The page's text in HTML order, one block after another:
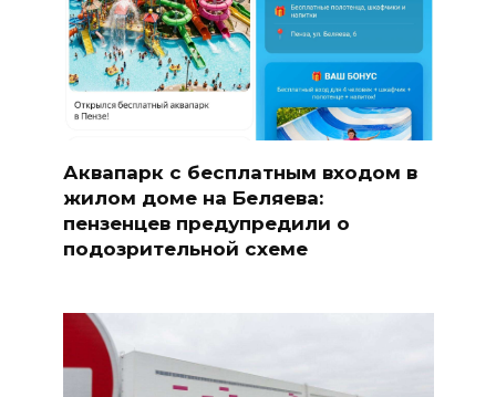
Аквапарк с бесплатным входом в
жилом доме на Беляева:
пензенцев предупредили о
подозрительной схеме